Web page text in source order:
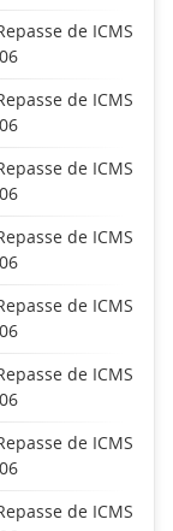
de ICMS
de ICMS
de ICMS
de ICMS
de ICMS
de ICMS
de ICMS
de ICMS